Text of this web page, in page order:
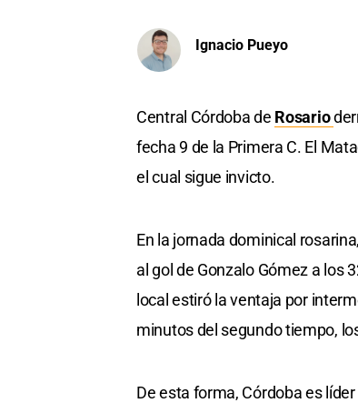
Ignacio Pueyo
Central Córdoba de Rosario
fecha 9 de la Primera C. El
el cual sigue invicto.
En la jornada dominical
al gol de Gonzalo Gómez a los
local estiró la ventaja por
minutos del segundo tiempo,
De esta forma, Córdoba es